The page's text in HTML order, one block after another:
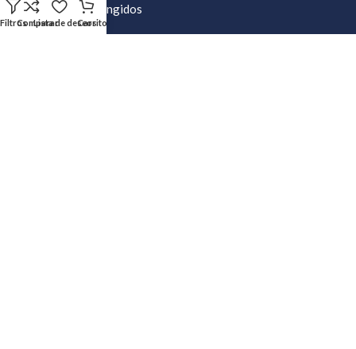
Productos Restringidos
FiltrosComparar
Lista de deseos
Carrito